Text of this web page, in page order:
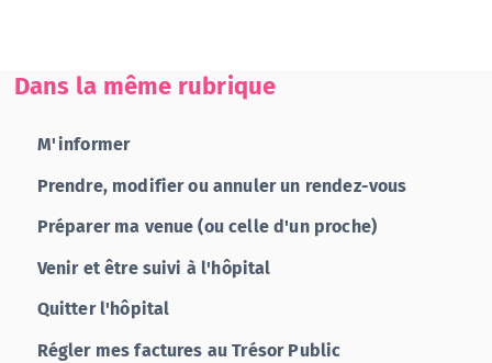
Dans la même rubrique
M'informer
Prendre, modifier ou annuler un rendez-vous
Préparer ma venue (ou celle d'un proche)
Venir et être suivi à l'hôpital
Quitter l'hôpital
Régler mes factures au Trésor Public